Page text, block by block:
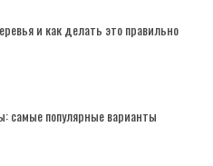
и как делать это правильно
самые популярные варианты